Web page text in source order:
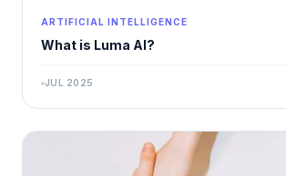
ARTIFICIAL INTELLIGENCE
What is Luma AI?
JUL 2025